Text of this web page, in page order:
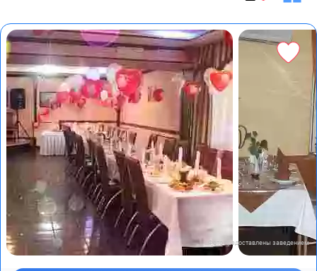
Фото предоставлены заведением